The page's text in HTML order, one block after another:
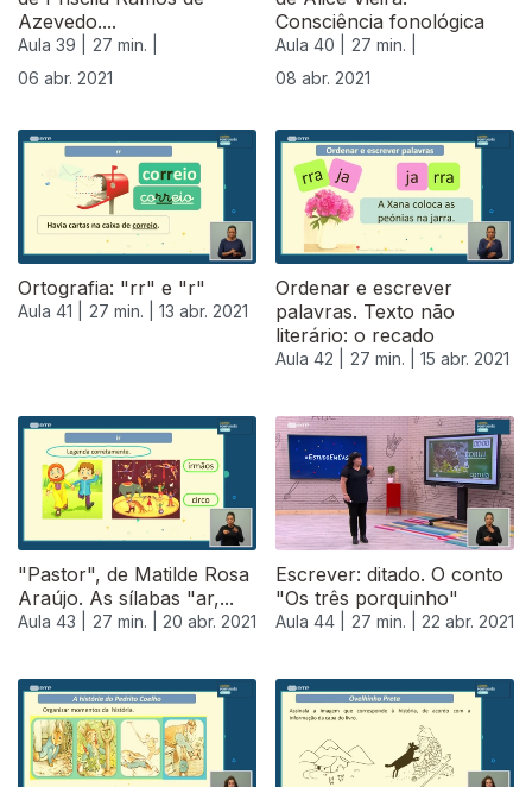
Azevedo....
Aula 39 |
27 min. |
06 abr. 2021
Consciência fonológica
Aula 40 |
27 min. |
08 abr. 2021
Ortografia: "rr" e "r"
Aula 41 | 27 min. | 13 abr. 2021
Ordenar e escrever
palavras. Texto não
literário: o recado
Aula 42 | 27 min. | 15 abr. 2021
"Pastor", de Matilde Rosa
Araújo. As sílabas "ar,...
Aula 43 | 27 min. | 20 abr. 2021
Escrever: ditado. O conto
"Os três porquinho"
Aula 44 | 27 min. | 22 abr. 2021